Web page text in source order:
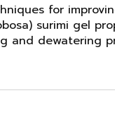
for
surimi gel
and dewatering